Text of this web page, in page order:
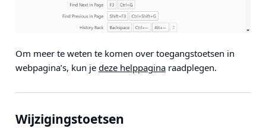
Om meer te weten te komen over toegangstoetsen in
webpagina’s, kun je deze helppagina raadplegen.
Wijzigingstoetsen